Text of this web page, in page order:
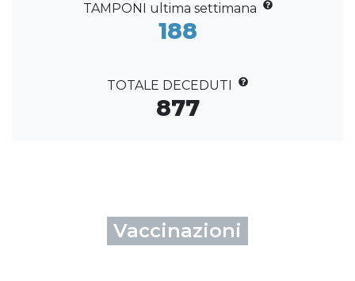
TAMPONI ultima settimana
188
TOTALE DECEDUTI
877
Vaccinazioni